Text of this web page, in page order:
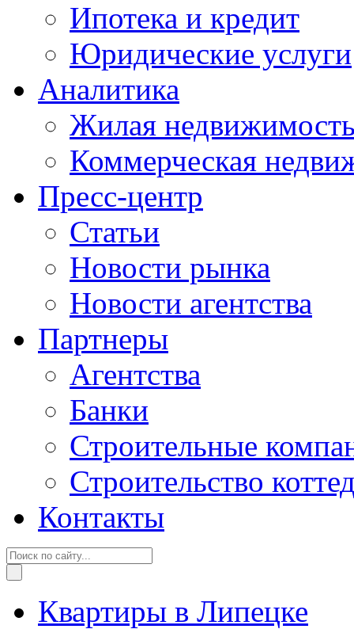
Ипотека и кредит
Юридические услуги
Аналитика
Жилая
Коммерческая
Пресс-центр
Статьи
Новости рынка
Новости агентства
Партнеры
Агентства
Банки
Строительные
Строительство
Контакты
Квартиры в Липецке